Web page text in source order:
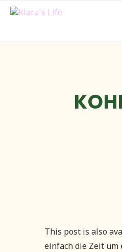
This post is also
einfach die Zeit um